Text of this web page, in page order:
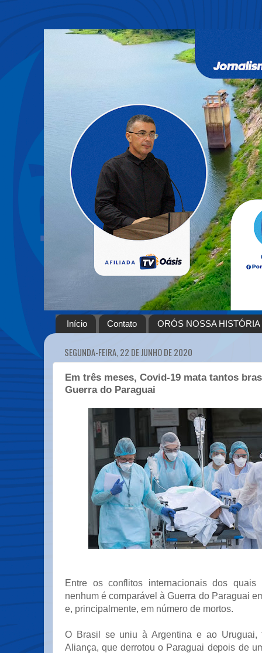
Início Contato ORÓS NOSSA HISTÓRIA
SEGUNDA-FEIRA, 22 DE JUNHO DE 2020
Em três meses, Covid-19 mata tantos
Guerra do Paraguai
Entre os conflitos internacionais dos quais
nenhum é comparável à Guerra do Paraguai
e, principalmente, em número de mortos.
O Brasil se uniu à Argentina e ao Uruguai,
Aliança, que derrotou o Paraguai depois de